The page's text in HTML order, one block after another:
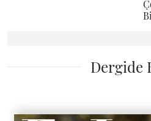
Dergide